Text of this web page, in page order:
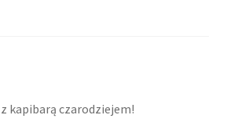
kapibarą czarodziejem!